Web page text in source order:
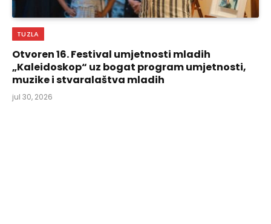
TUZLA
Otvoren 16. Festival umjetnosti mladih
„Kaleidoskop“ uz bogat program umjetnosti,
muzike i stvaralaštva mladih
jul 30, 2026